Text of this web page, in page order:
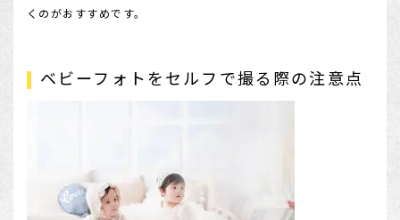
くのがおすすめです。
ベビーフォトをセルフで撮る際の注意点